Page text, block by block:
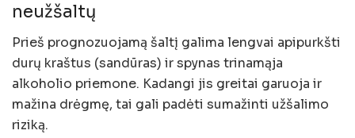
neužšaltų
Prieš prognozuojamą šaltį galima lengvai apipurkšti
durų kraštus (sandūras) ir spynas trinamąja
alkoholio priemone. Kadangi jis greitai garuoja ir
mažina drėgmę, tai gali padėti sumažinti užšalimo
riziką.